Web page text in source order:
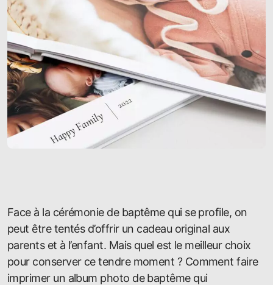
Face à la cérémonie de baptême qui se profile, on
peut être tentés d’offrir un cadeau original aux
parents et à l’enfant. Mais quel est le meilleur choix
pour conserver ce tendre moment ? Comment faire
imprimer un album photo de baptême qui